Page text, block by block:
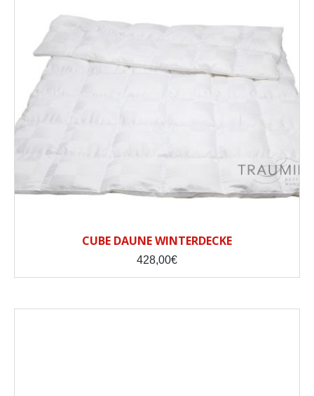
CUBE DAUNE WINTERDECKE
428,00€